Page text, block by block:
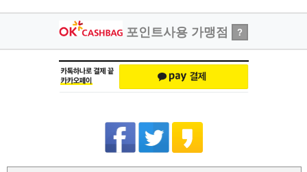
포인트사용 가맹점 ?